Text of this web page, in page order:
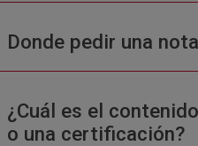
Donde pedir una
¿Cuál es el
o una certificación?